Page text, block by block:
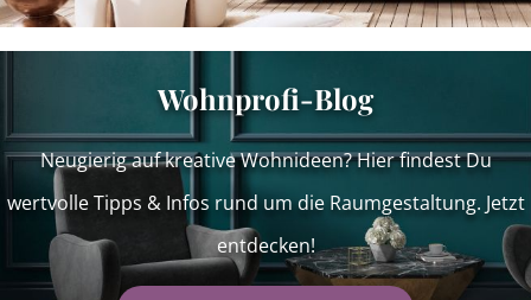
Wohnprofi-Blog
Neugierig auf kreative Wohnideen? Hier findest Du
wertvolle Tipps & Infos rund um die Raumgestaltung. Jetzt
entdecken!